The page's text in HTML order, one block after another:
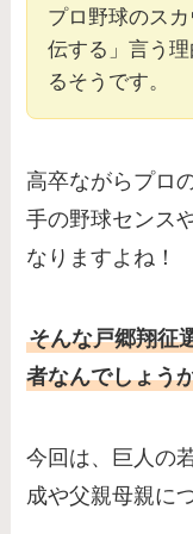
プロ野球のス
伝する」言う
るそうです。
高卒ながらプロ
手の野球センス
なりますよね！
そんな戸郷翔征
者なんでしょう
今回は、巨人の
成や父親母親に